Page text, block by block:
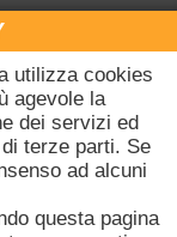
utilizza cookies
agevole la
dei servizi ed
terze parti. Se
ad alcuni
questa pagina